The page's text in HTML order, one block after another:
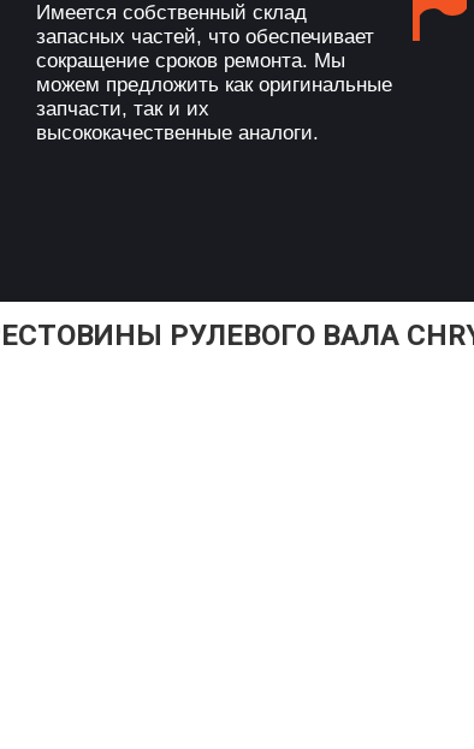
Имеется собственный склад
запасных частей, что обеспечивает
сокращение сроков ремонта. Мы
можем предложить как оригинальные
запчасти, так и их
высококачественные аналоги.
РУЛЕВОГО ВАЛА